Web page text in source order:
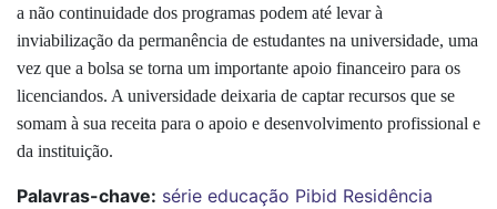
a não continuidade dos programas podem até levar à
inviabilização da permanência de estudantes na universidade, uma
vez que a bolsa se torna um importante apoio financeiro para os
licenciandos. A universidade deixaria de captar recursos que se
somam à sua receita para o apoio e desenvolvimento profissional e
da instituição.
Palavras-chave: série educação Pibid Residência